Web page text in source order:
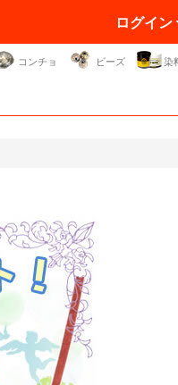
ログイン
コンチョ ビーズ 染